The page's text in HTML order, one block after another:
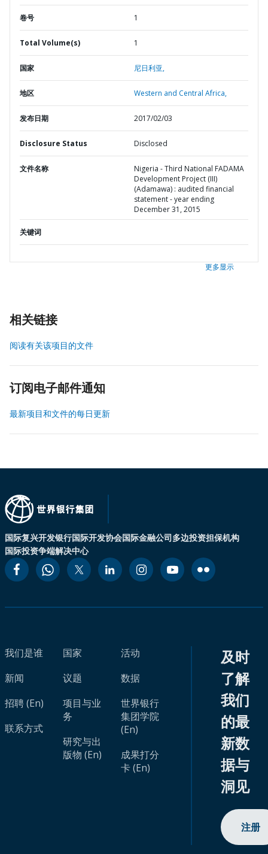
卷号 1
Total Volume(s) 1
国家 尼日利亚,
地区 Western and Central Africa,
发布日期 2017/02/03
Disclosure Status Disclosed
文件名称
Nigeria - Third National FADAMA
Development Project (III)
(Adamawa) : audited financial
statement - year ending
December 31, 2015
关键词
更多显示
相关链接
阅读有关该项目的文件
订阅电子邮件通知
最新项目和文件的每日更新
国际复兴开发银行国际开发协会国际金融公司多边投资担保机构
国际投资争端解决中心
我们是谁
新闻
招聘 (En)
联系方式
国家
议题
项目与业
务
研究与出
版物 (En)
活动
数据
世界银行
集团学院
(En)
成果打分
卡 (En)
及时
了解
我们
的最
新数
据与
洞见
注册